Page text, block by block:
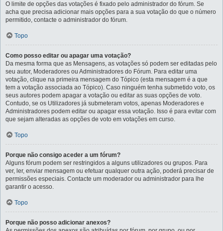
O limite de opções das votações é fixado pelo administrador do fórum. Se
acha que precisa adicionar mais opções para a sua votação do que o número
permitido, contacte o administrador do fórum.
Topo
Como posso editar ou apagar uma votação?
Da mesma forma que as Mensagens, as votações só podem ser editadas pelo
seu autor, Moderadores ou Administradores do Fórum. Para editar uma
votação, clique na primeira mensagem do Tópico (esta mensagem é a que
tem a votação associada ao Tópico). Caso ninguém tenha submetido voto, os
seus autores podem apagar a votação ou editar as suas opções de voto.
Contudo, se os Utilizadores já submeteram votos, apenas Moderadores e
Administradores podem editar ou apagar essa votação. Isso é para evitar com
que sejam alteradas as opções de voto em votações em curso.
Topo
Porque não consigo aceder a um fórum?
Alguns fórum podem ser restringidos a alguns utilizadores ou grupos. Para
ver, ler, enviar mensagem ou efetuar qualquer outra ação, poderá precisar de
permissões especiais. Contacte um moderador ou administrador para lhe
garantir o acesso.
Topo
Porque não posso adicionar anexos?